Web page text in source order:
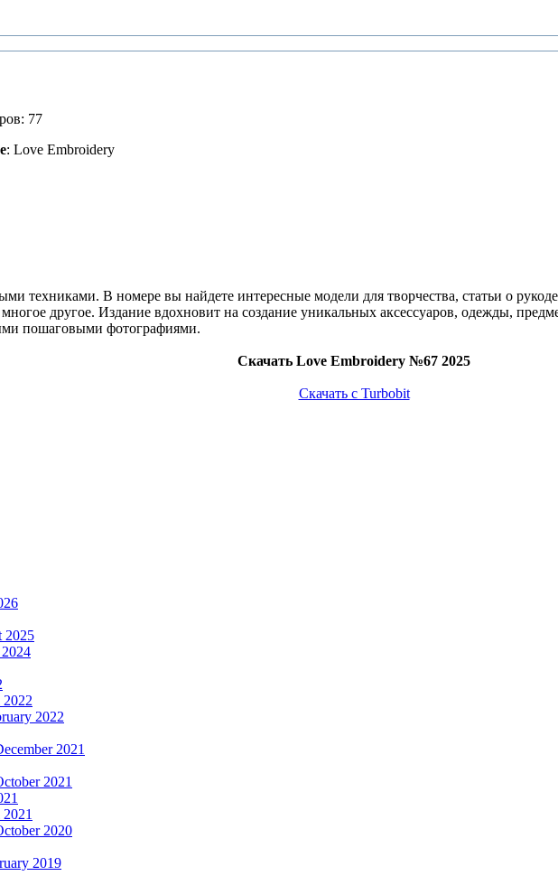
77
: Love Embroidery
техниками. В номере вы найдете интересные модели для творчества, статьи о
другое. Издание вдохновит на создание уникальных аксессуаров, одежды,
пошаговыми фотографиями.
Скачать Love Embroidery №67 2025
Скачать с Turbobit
2025
2022
2021
2021
2020
2019